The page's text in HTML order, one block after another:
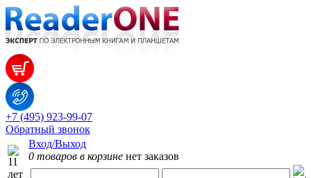
+7 (495) 923-99-07
Обратный звонок
Вход/Выход
0 товаров в корзине нет заказов